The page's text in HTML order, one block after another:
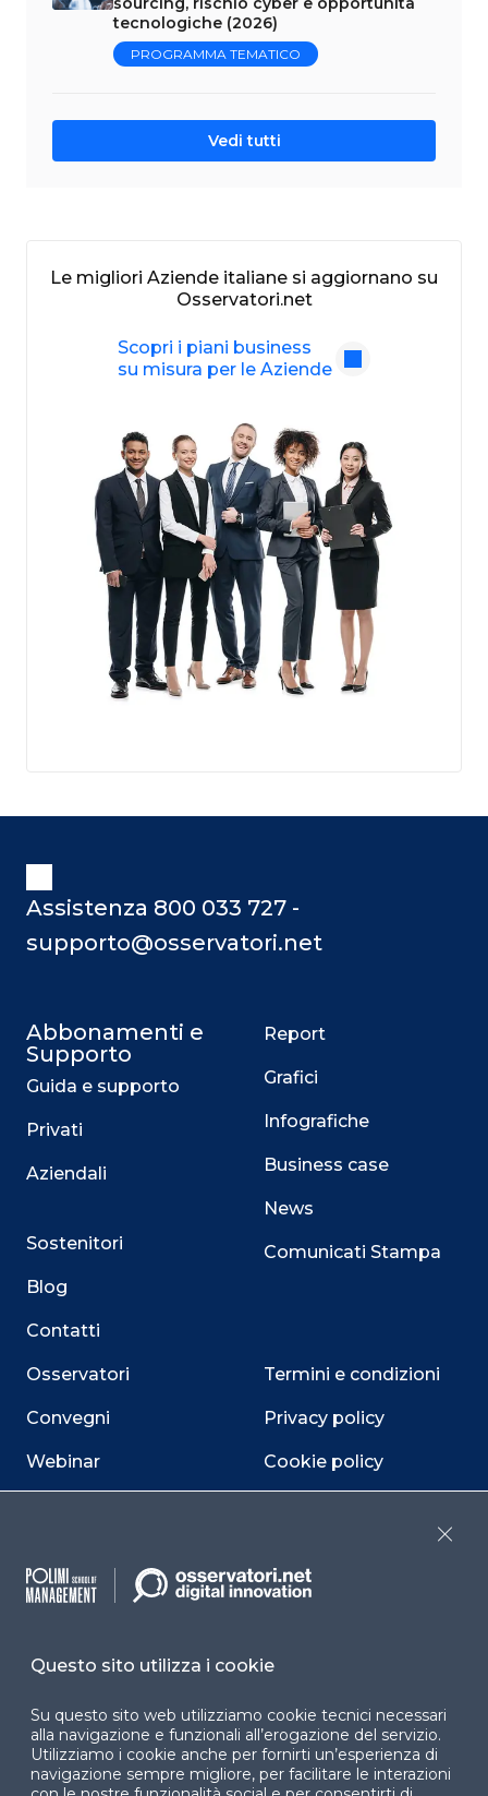
tecnologiche (2026)
PROGRAMMA TEMATICO
Vedi tutti
Le migliori Aziende italiane si aggiornano su
Osservatori.net
Scopri i piani business
su misura per le Aziende
Assistenza 800 033 727 -
supporto@osservatori.net
Abbonamenti e
Supporto
Guida e supporto
Privati
Aziendali
Sostenitori
Blog
Contatti
Osservatori
Convegni
Webinar
Report
Grafici
Infografiche
Business case
News
Comunicati Stampa
Termini e condizioni
Privacy policy
Cookie policy
accessibilità
Facebook LinkedIn
Questo sito utilizza i cookie
Su questo sito web utilizziamo cookie tecnici necessari
alla navigazione e funzionali all’erogazione del servizio.
Utilizziamo i cookie anche per fornirti un’esperienza di
navigazione sempre migliore, per facilitare le interazioni